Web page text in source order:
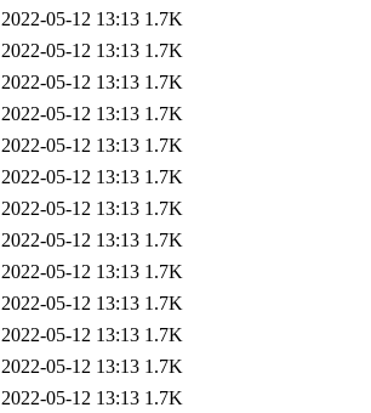
2022-05-12 13:13 1.7K
2022-05-12 13:13 1.7K
2022-05-12 13:13 1.7K
2022-05-12 13:13 1.7K
2022-05-12 13:13 1.7K
2022-05-12 13:13 1.7K
2022-05-12 13:13 1.7K
2022-05-12 13:13 1.7K
2022-05-12 13:13 1.7K
2022-05-12 13:13 1.7K
2022-05-12 13:13 1.7K
2022-05-12 13:13 1.7K
2022-05-12 13:13 1.7K